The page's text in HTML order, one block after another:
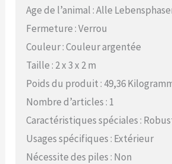
Age de l’animal : Alle
Fermeture : Verrou
Couleur : Couleur argentée
Taille : 2 x 3 x 2 m
Poids du produit : 49,36
Nombre d’articles : 1
Caractéristiques spéciales :
Usages spécifiques : Extérieur
Nécessite des piles : Non